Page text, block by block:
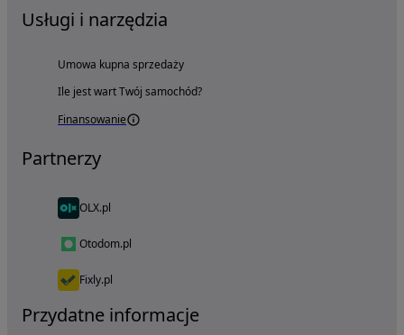
Usługi i narzędzia
Umowa kupna sprzedaży
Ile jest wart Twój samochód?
Finansowanie
Partnerzy
OLX.pl
Otodom.pl
Fixly.pl
Przydatne informacje